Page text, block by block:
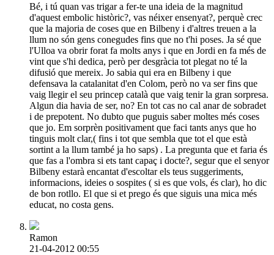
Bé, i tú quan vas trigar a fer-te una ideia de la magnitud
d'aquest embolic històric?, vas néixer ensenyat?, perquè crec
que la majoria de coses que en Bilbeny i d'altres treuen a la
llum no són gens conegudes fins que no t'hi poses. Ja sé que
l'Ulloa va obrir forat fa molts anys i que en Jordi en fa més de
vint que s'hi dedica, però per desgràcia tot plegat no té la
difusió que mereix. Jo sabia qui era en Bilbeny i que
defensava la catalanitat d'en Colom, però no va ser fins que
vaig llegir el seu princep català que vaig tenir la gran sorpresa.
Algun dia havia de ser, no? En tot cas no cal anar de sobradet
i de prepotent. No dubto que puguis saber moltes més coses
que jo. Em sorprèn positivament que faci tants anys que ho
tinguis molt clar,( fins i tot que sembla que tot el que està
sortint a la llum també ja ho saps) . La pregunta que et faria és
que fas a l'ombra si ets tant capaç i docte?, segur que el senyor
Bilbeny estarà encantat d'escoltar els teus suggeriments,
informacions, ideies o sospites ( si es que vols, és clar), ho dic
de bon rotllo. El que si et prego és que siguis una mica més
educat, no costa gens.
Ramon
21-04-2012 00:55